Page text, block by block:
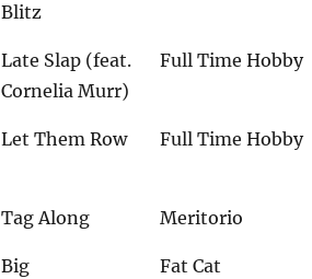
Blitz
Late Slap (feat.
Cornelia Murr)
Full Time Hobby
Let Them Row Full Time Hobby
Tag Along Meritorio
Big
Fat Cat